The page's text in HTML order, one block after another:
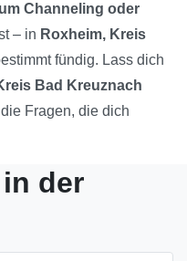
Channeling oder
– in Roxheim, Kreis
fündig. Lass dich
Bad Kreuznach
Fragen, die dich
der